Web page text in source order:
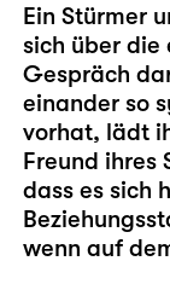
Ein Stürmer
sich über die
Gespräch
einander so
vorhat, lädt
Freund ihres
dass es sich
wenn auf